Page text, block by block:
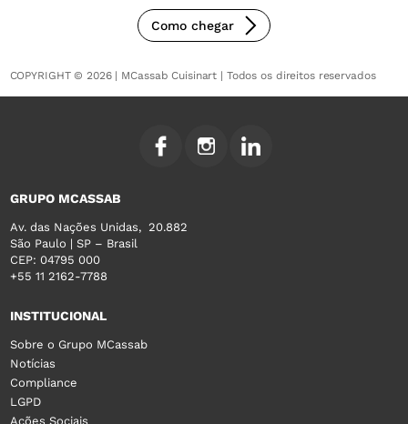
Como chegar
COPYRIGHT © 2026 | MCassab Cuisinart | Todos os direitos reservados
GRUPO MCASSAB
Av. das Nações Unidas, 20.882
São Paulo | SP – Brasil
CEP: 04795 000
+55 11 2162-7788
INSTITUCIONAL
Sobre o Grupo MCassab
Notícias
Compliance
LGPD
Ações Sociais